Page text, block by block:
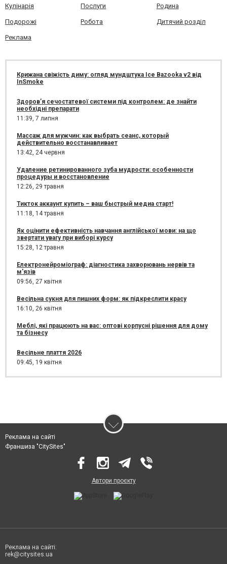
Кулінарія Послуги Родина
Подорожі Робота Дитячий розділ
Реклама
Крижана свіжість диму: огляд мундштука Ice Bazooka v2 від
InSmoke
Здоров’я сечостатевої системи під контролем: де знайти
необхідні препарати
11:39, 7 липня
Массаж для мужчин: как выбрать сеанс, который
действительно восстанавливает
13:42, 24 червня
Удаление ретинированного зуба мудрости: особенности
процедуры и восстановление
12:26, 29 травня
Тикток аккаунт купить – ваш быстрый медиа старт!
11:18, 14 травня
Як оцінити ефективність навчання англійської мови: на що
звертати увагу при виборі курсу
15:28, 12 травня
Електронейроміограф: діагностика захворювань нервів та
м'язів
09:56, 27 квітня
Весільна сукня для пишних форм: як підкреслити красу
16:10, 26 квітня
Меблі, які працюють на вас: оптові корпусні рішення для дому
та бізнесу
Весільне плаття 2026
09:45, 19 квітня
Реклама на сайті
Франшиза "CitySites"
Автори проєкту
Реклама на сайті:
rek@citysites.ua